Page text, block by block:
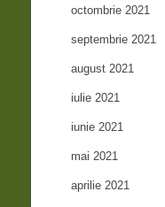
octombrie 2021
septembrie 2021
august 2021
iulie 2021
iunie 2021
mai 2021
aprilie 2021